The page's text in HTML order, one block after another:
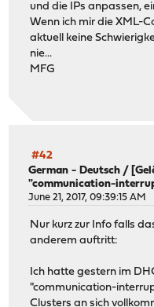
und die IPs anpassen,
Wenn ich mir die XML-
aktuell keine
nie...
MFG
#42
German - Deutsch /
"communication-
June 21, 2017, 09:39:15 AM
Nur kurz zur Info falls
anderem auftritt:
Ich hatte gestern im
"communication-
Clusters an sich